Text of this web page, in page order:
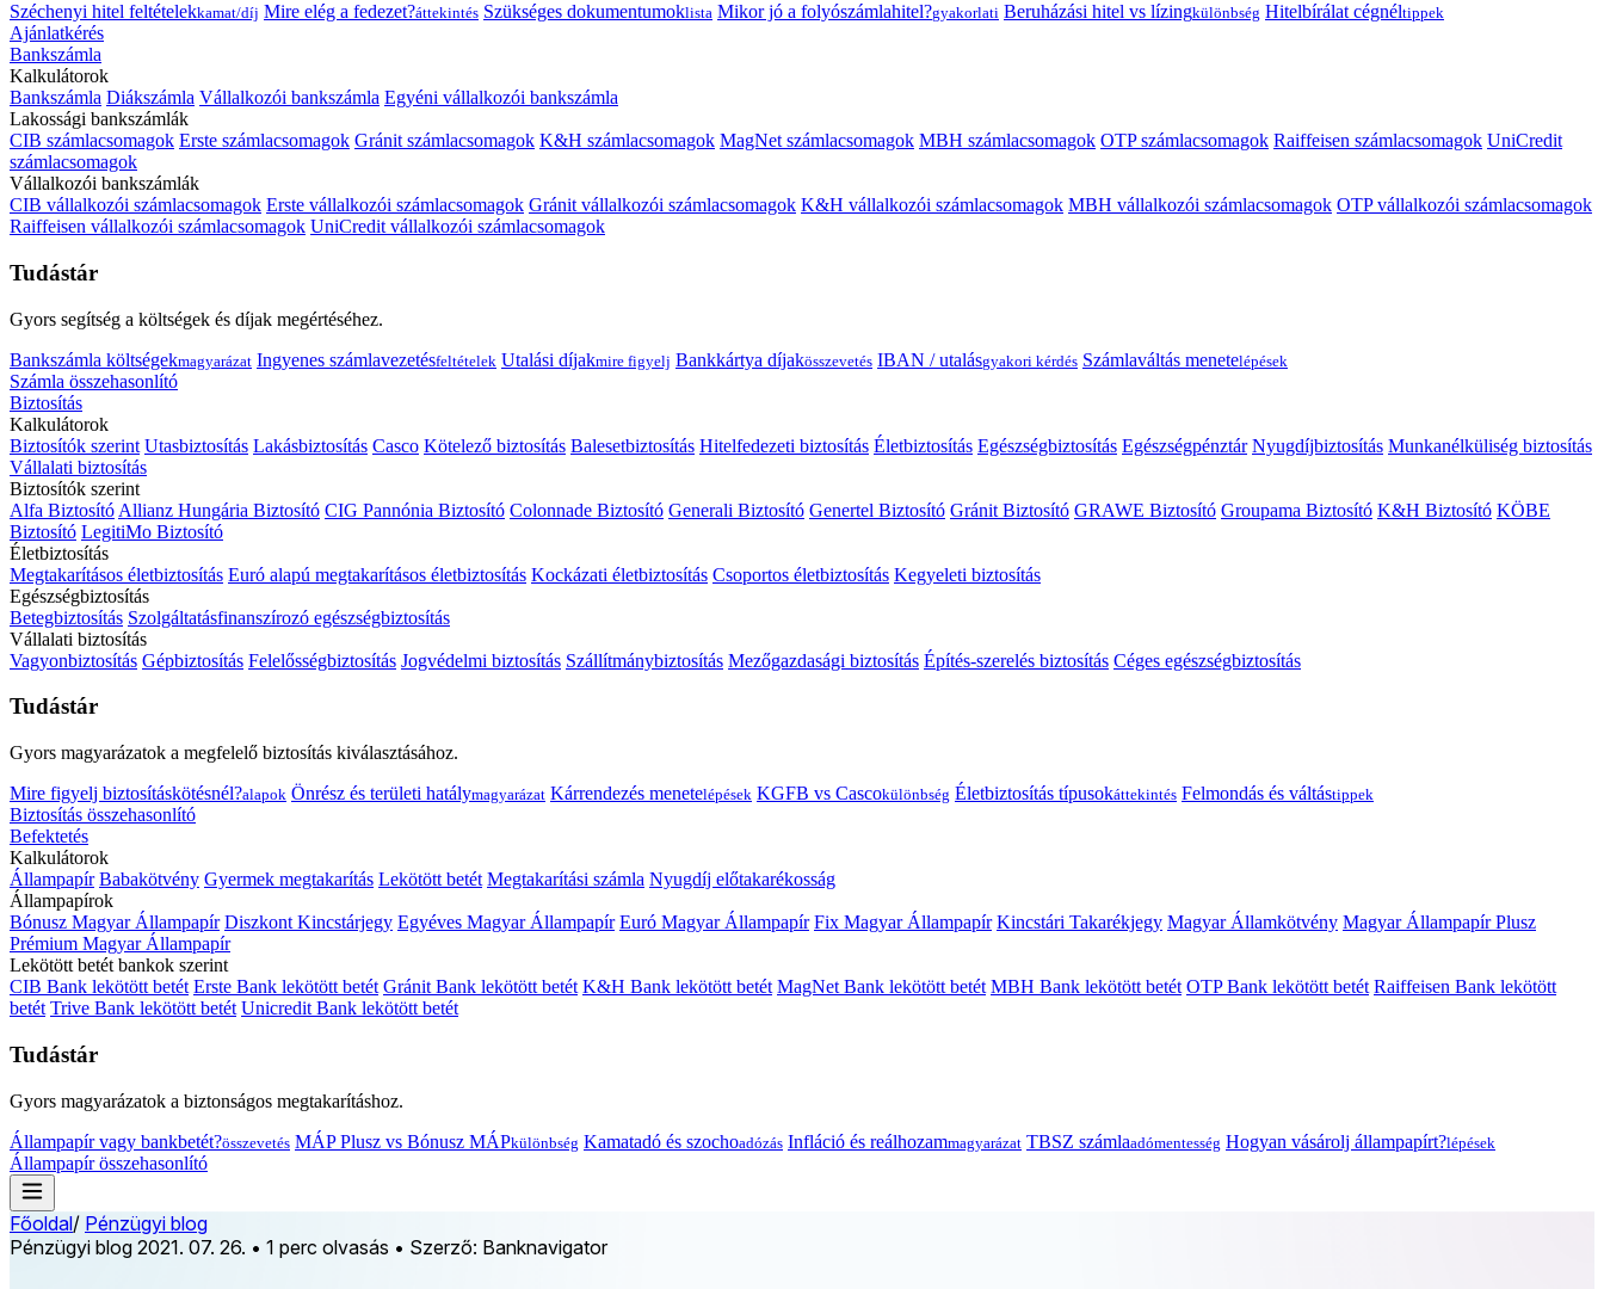
Széchenyi hitel feltételekkamat/díj Mire elég a fedezet?áttekintés Szükséges dokumentumoklista Mikor jó a folyószámlahitel?gyakorlati Beruházási hitel vs lízingkülönbség Hitelbírálat cégnéltippek
Ajánlatkérés
Bankszámla
Kalkulátorok
Bankszámla Diákszámla Vállalkozói bankszámla Egyéni vállalkozói bankszámla
Lakossági bankszámlák
CIB számlacsomagok Erste számlacsomagok Gránit számlacsomagok K&H számlacsomagok MagNet számlacsomagok MBH számlacsomagok OTP számlacsomagok Raiffeisen számlacsomagok UniCredit
számlacsomagok
Vállalkozói bankszámlák
CIB vállalkozói számlacsomagok Erste vállalkozói számlacsomagok Gránit vállalkozói számlacsomagok K&H vállalkozói számlacsomagok MBH vállalkozói számlacsomagok OTP vállalkozói számlacsomagok
Raiffeisen vállalkozói számlacsomagok UniCredit vállalkozói számlacsomagok
Tudástár
Gyors segítség a költségek és díjak megértéséhez.
Bankszámla költségekmagyarázat Ingyenes számlavezetésfeltételek Utalási díjakmire figyelj Bankkártya díjakösszevetés IBAN / utalásgyakori kérdés Számlaváltás menetelépések
Számla összehasonlító
Biztosítás
Kalkulátorok
Biztosítók szerint Utasbiztosítás Lakásbiztosítás Casco Kötelező biztosítás Balesetbiztosítás Hitelfedezeti biztosítás Életbiztosítás Egészségbiztosítás Egészségpénztár Nyugdíjbiztosítás Munkanélküliség biztosítás
Vállalati biztosítás
Biztosítók szerint
Alfa Biztosító Allianz Hungária Biztosító CIG Pannónia Biztosító Colonnade Biztosító Generali Biztosító Genertel Biztosító Gránit Biztosító GRAWE Biztosító Groupama Biztosító K&H Biztosító KÖBE
Biztosító LegitiMo Biztosító
Életbiztosítás
Megtakarításos életbiztosítás Euró alapú megtakarításos életbiztosítás Kockázati életbiztosítás Csoportos életbiztosítás Kegyeleti biztosítás
Egészségbiztosítás
Betegbiztosítás Szolgáltatásfinanszírozó egészségbiztosítás
Vállalati biztosítás
Vagyonbiztosítás Gépbiztosítás Felelősségbiztosítás Jogvédelmi biztosítás Szállítmánybiztosítás Mezőgazdasági biztosítás Építés-szerelés biztosítás Céges egészségbiztosítás
Tudástár
Gyors magyarázatok a megfelelő biztosítás kiválasztásához.
Mire figyelj biztosításkötésnél?alapok Önrész és területi hatálymagyarázat Kárrendezés menetelépések KGFB vs Cascokülönbség Életbiztosítás típusokáttekintés Felmondás és váltástippek
Biztosítás összehasonlító
Befektetés
Kalkulátorok
Állampapír Babakötvény Gyermek megtakarítás Lekötött betét Megtakarítási számla Nyugdíj előtakarékosság
Állampapírok
Bónusz Magyar Állampapír Diszkont Kincstárjegy Egyéves Magyar Állampapír Euró Magyar Állampapír Fix Magyar Állampapír Kincstári Takarékjegy Magyar Államkötvény Magyar Állampapír Plusz
Prémium Magyar Állampapír
Lekötött betét bankok szerint
CIB Bank lekötött betét Erste Bank lekötött betét Gránit Bank lekötött betét K&H Bank lekötött betét MagNet Bank lekötött betét MBH Bank lekötött betét OTP Bank lekötött betét Raiffeisen Bank lekötött
betét Trive Bank lekötött betét Unicredit Bank lekötött betét
Tudástár
Gyors magyarázatok a biztonságos megtakarításhoz.
Állampapír vagy bankbetét?összevetés MÁP Plusz vs Bónusz MÁPkülönbség Kamatadó és szochoadózás Infláció és reálhozammagyarázat TBSZ számlaadómentesség Hogyan vásárolj állampapírt?lépések
Állampapír összehasonlító
Főoldal/ Pénzügyi blog
Pénzügyi blog 2021. 07. 26. • 1 perc olvasás • Szerző: Banknavigator